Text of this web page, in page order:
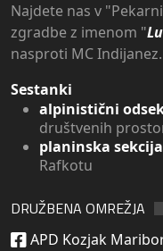
Najdete nas v
zgradbe z imenom "
nasproti MC Indijanez.
Sestanki
alpinistični
društvenih
planinska
Rafkotu
DRUŽBENA OMREŽJA
APD Kozjak